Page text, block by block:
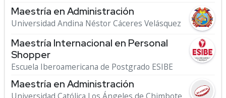
Maestría en Administración
Universidad Andina Néstor Cáceres Velásquez
Maestría Internacional en Personal
Shopper
Escuela Iberoamericana de Postgrado ESIBE
Maestría en Administración